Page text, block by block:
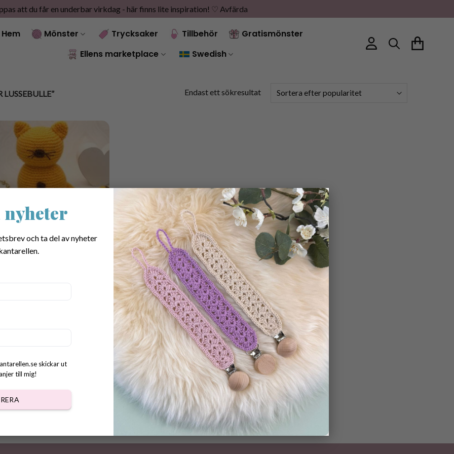
nyheter
och ta del av nyheter
skickar ut
till mig!
×
att du får en underbar virkdag - här finns lite inspiration! ♡ Avfärda
Hem Mönster Trycksaker Tillbehör
Gratismönster
Ellens marketplace
Swedish
Endast ett sökresultat